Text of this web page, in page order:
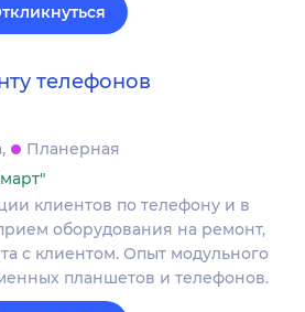
телефонов
Планерная
клиентов по телефону и в
оборудования на ремонт,
с клиентом. Опыт модульного
планшетов и телефонов.